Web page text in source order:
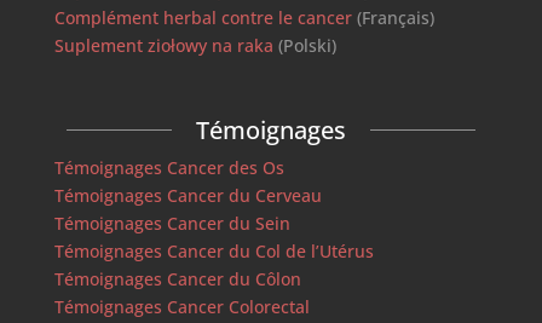
Complément herbal contre le cancer(Français)
Suplement ziołowy na raka (Polski)
Témoignages
Témoignages Cancer des Os
Témoignages Cancer du Cerveau
Témoignages Cancer du Sein
Témoignages Cancer du Col de l’Utérus
Témoignages Cancer du Côlon
Témoignages Cancer Colorectal